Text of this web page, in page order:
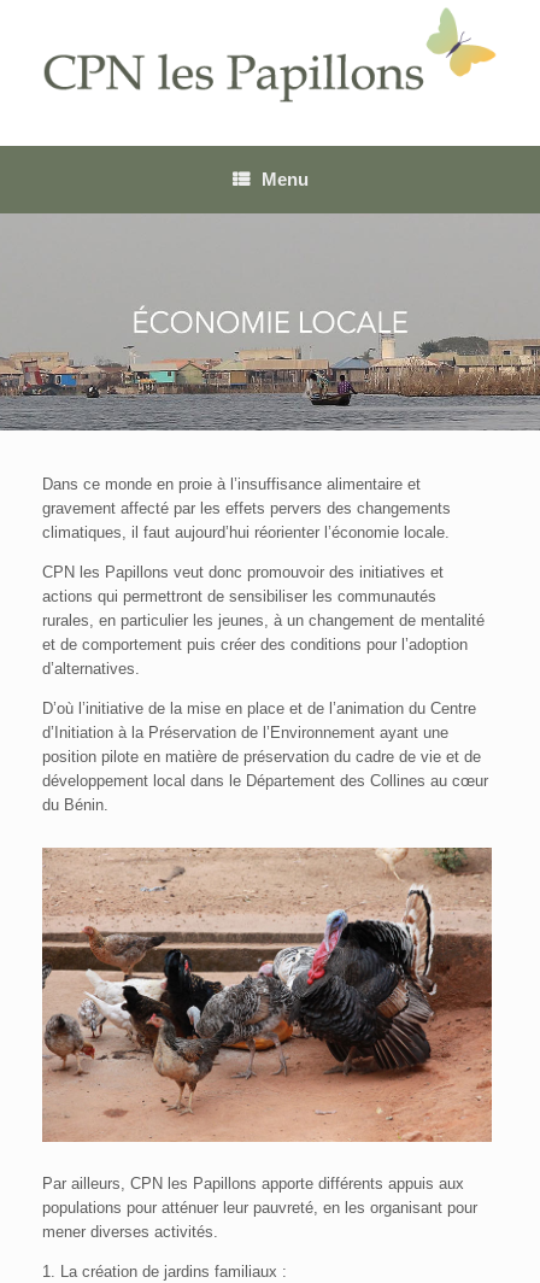
Menu
Dans ce monde en proie à l’insuffisance alimentaire et
gravement affecté par les effets pervers des changements
climatiques, il faut aujourd’hui réorienter l’économie locale.
CPN les Papillons veut donc promouvoir des initiatives et
actions qui permettront de sensibiliser les communautés
rurales, en particulier les jeunes, à un changement de mentalité
et de comportement puis créer des conditions pour l’adoption
d’alternatives.
D’où l’initiative de la mise en place et de l’animation du Centre
d’Initiation à la Préservation de l’Environnement ayant une
position pilote en matière de préservation du cadre de vie et de
développement local dans le Département des Collines au cœur
du Bénin.
Par ailleurs, CPN les Papillons apporte différents appuis aux
populations pour atténuer leur pauvreté, en les organisant pour
mener diverses activités.
1. La création de jardins familiaux :